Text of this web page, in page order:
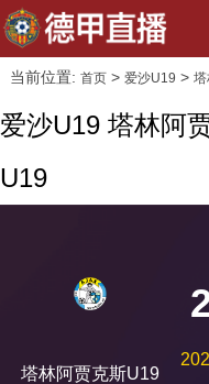
当前位置: 首页> 爱沙U19 >
爱沙U19 塔林阿
U19
塔林阿贾克斯U19